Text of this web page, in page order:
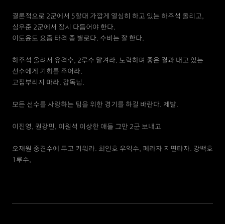
결론적으로 2군에서 5할대 가깝게 열심히 하고 있는 하주석 올리고,
심우준 2군에서 잠시 다듬어야 한다.
이도윤도 요즘 타격 좀 별로다. 수비는 잘 한다.
하주석 올려서 유격수, 2루수 맡겨라. 노력하며 좋은 결과 내고 있는
선수에게 기회를 주어라.
고집부리지 마라. 감독님.
모든 선수를 사랑하는 팀을 위한 경기를 하길 바란다. 제발.
이진영, 권강민, 이원석 이상한 애들 그만 2군 보내고
오재원 중견수에 두고 키워라. 최인호 우익수, 페라자 지면타자. 강백호
1루수,